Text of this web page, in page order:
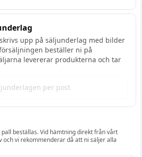
upp på säljunderlag med bilder
beställer ni på
levererar produkterna och tar
per post
beställas. Vid hämtning direkt från vårt
och vi rekommenderar då att ni säljer alla